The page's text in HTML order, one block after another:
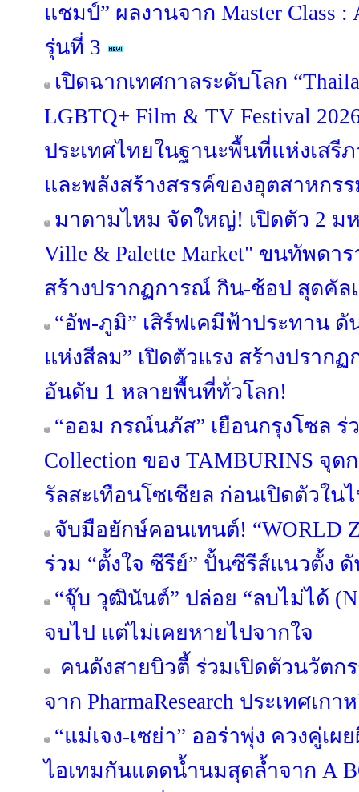
แชมป์” ผลงานจาก Master Class :
รุ่นที่ 3
เปิดฉากเทศกาลระดับโลก
LGBTQ+ Film & TV Festival
ประเทศไทยในฐานะพื้นที่แห่งเสรี
และพลังสร้างสรรค์ของอุตสาหกร
มาดามไหม จัดใหญ่! เปิดตัว 2 มห
Ville & Palette Market" ขนทัพดา
สร้างปรากฏการณ์ กิน-ช้อป สุดคัล
“อัพ-ภูมิ” เสิร์ฟเคมีฟ้าประทาน ดั
แห่งสีลม” เปิดตัวแรง สร้างปราก
อันดับ 1 หลายพื้นที่ทั่วโลก!
“ออม กรณ์นภัส” เยือนกรุงโซล
Collection ของ TAMBURINS จุด
รัลสะเทือนโซเชียล ก่อนเปิดตัวใน
จับมือยักษ์คอนเทนต์! “WORLD
ร่วม “ตั้งใจ ซีรีย์” ปั้นซีรีส์แนวตั้ง
“จุ๊บ วุฒินันต์” ปล่อย “ลบไม่ได้
จบไป แต่ไม่เคยหายไปจากใจ
คนดังสายบิวตี้ ร่วมเปิดตัวนวัตก
จาก PharmaResearch ประเทศเกา
“แม่เจง-เซย่า” ออร่าพุ่ง ควงคู่เ
ไอเทมกันแดดน้ำนมสุดล้ำจาก A